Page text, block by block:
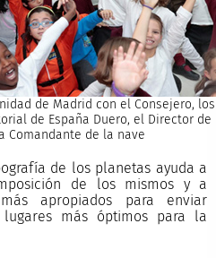
de Madrid con el Consejero,
de España Duero, el Director de
Comandante de la nave
de los planetas ayuda a
de los mismos y a
apropiados para enviar
más óptimos para la